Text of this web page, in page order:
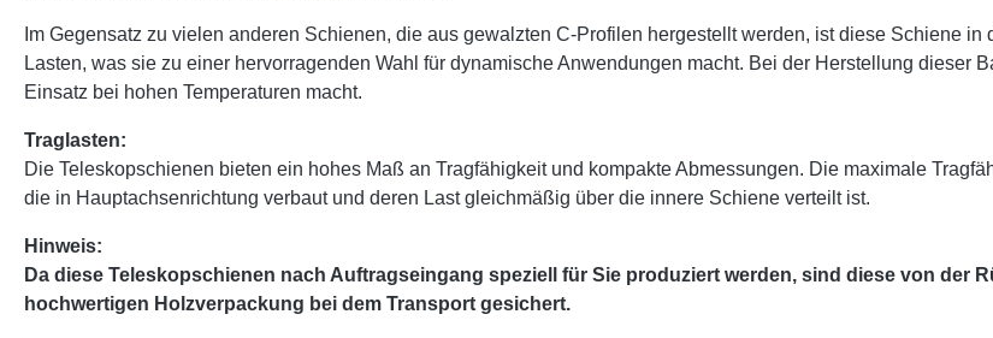
Im Gegensatz zu vielen anderen Schienen, die aus gewalzten C-Profilen hergestellt werden, ist diese Schiene
Lasten, was sie zu einer hervorragenden Wahl für dynamische Anwendungen macht. Bei der Herstellung dieser
Einsatz bei hohen Temperaturen macht.
Traglasten:
Die Teleskopschienen bieten ein hohes Maß an Tragfähigkeit und kompakte Abmessungen. Die maximale
die in Hauptachsenrichtung verbaut und deren Last gleichmäßig über die innere Schiene verteilt ist.
Hinweis:
Da diese Teleskopschienen nach Auftragseingang speziell für Sie produziert werden, sind diese von der
hochwertigen Holzverpackung bei dem Transport gesichert.